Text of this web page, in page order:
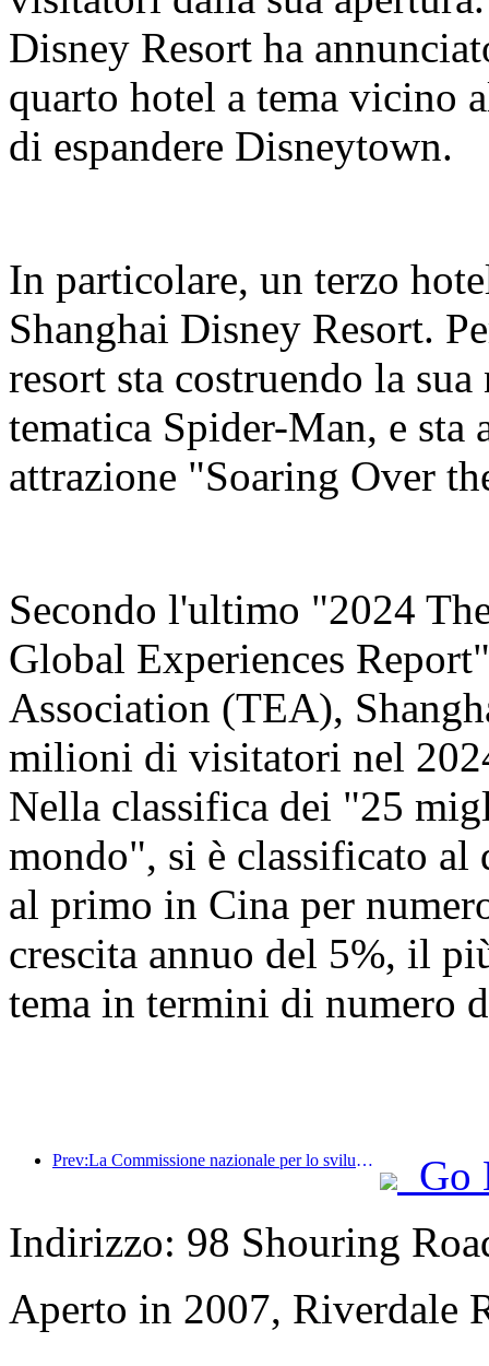
Disney Resort ha
quarto hotel a tema vicino
di espandere Disneytown.
In particolare, un terzo
Shanghai Disney Resort.
resort sta costruendo la
tematica Spider-Man, e sta
attrazione "Soaring Over
Secondo l'ultimo "2024
Global Experiences
Association (TEA),
milioni di visitatori nel
Nella classifica dei "25
mondo", si è classificato
al primo in Cina per
crescita annuo del 5%, il
tema in termini di numero
Prev:La Commissione nazionale per lo sviluppo e la riforma ha pubblicato il primo lotto di 49 destinazioni sportive all'aperto di alta qualità
Go
Indirizzo: 98 Shouring
Aperto in 2007, Riverdale